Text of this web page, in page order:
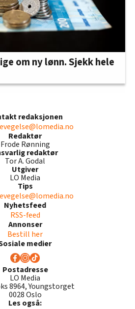
om ny lønn. Sjekk hele
redaksjonen
Redaktør
Frode Rønning
redaktør
Tor A. Godal
Utgiver
LO Media
Tips
Nyhetsfeed
RSS-feed
Annonser
Bestill her
medier
Postadresse
LO Media
8964, Youngstorget
0028 Oslo
Les også: